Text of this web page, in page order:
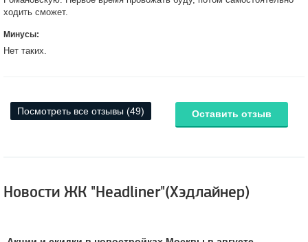
ходить сможет.
Минусы:
Нет таких.
Посмотреть все отзывы (49) Оставить отзыв
Новости ЖК "Headliner"(Хэдлайнер)